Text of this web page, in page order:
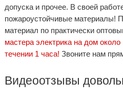
допуска и прочее. В своей
пожароустойчивые материалы!
материал по практически
мастера электрика на дом
течении 1 часа! Звоните нам
Видеоотзывы